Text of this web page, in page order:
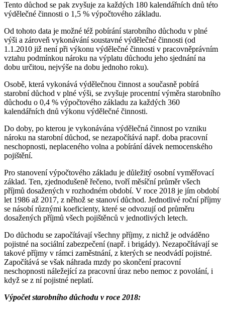
Tento důchod se pak zvyšuje za každých 180 kalendářních dnů této
výdělečné činnosti o 1,5 % výpočtového základu.
Od tohoto data je možné též pobírání starobního důchodu v plné
výši a zároveň vykonávání soustavné výdělečné činnosti (od
1.1.2010 již není při výkonu výdělečné činnosti v pracovněprávním
vztahu podmínkou nároku na výplatu důchodu jeho sjednání na
dobu určitou, nejvýše na dobu jednoho roku).
Osobě, která vykonává výdělečnou činnost a současně pobírá
starobní důchod v plné výši, se zvyšuje procentní výměra starobního
důchodu o 0,4 % výpočtového základu za každých 360
kalendářních dnů výkonu výdělečné činnosti.
Do doby, po kterou je vykonávána výdělečná činnost po vzniku
nároku na starobní důchod, se nezapočítává např. doba pracovní
neschopnosti, neplaceného volna a pobírání dávek nemocenského
pojištění.
Pro stanovení výpočtového základu je důležitý osobní vyměřovací
základ. Ten, zjednodušeně řečeno, tvoří měsíční průměr všech
příjmů dosažených v rozhodném období. V roce 2018 je jím období
let 1986 až 2017, z něhož se stanoví důchod. Jednotlivé roční příjmy
se násobí různými koeficienty, které se odvozují od průměru
dosažených příjmů všech pojištěnců v jednotlivých letech.
Do důchodu se započítávají všechny příjmy, z nichž je odváděno
pojistné na sociální zabezpečení (např. i brigády). Nezapočítávají se
takové příjmy v rámci zaměstnání, z kterých se neodvádí pojistné.
Započítává se však náhrada mzdy po skončení pracovní
neschopnosti náležející za pracovní úraz nebo nemoc z povolání, i
když se z ní pojistné neplatí.
Výpočet starobního důchodu v roce 2018: